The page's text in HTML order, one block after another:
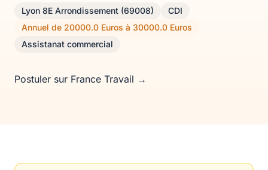
Lyon 8E Arrondissement (69008)
CDI
Annuel de 20000.0 Euros à 30000.0 Euros
Assistanat commercial
Postuler sur France Travail →